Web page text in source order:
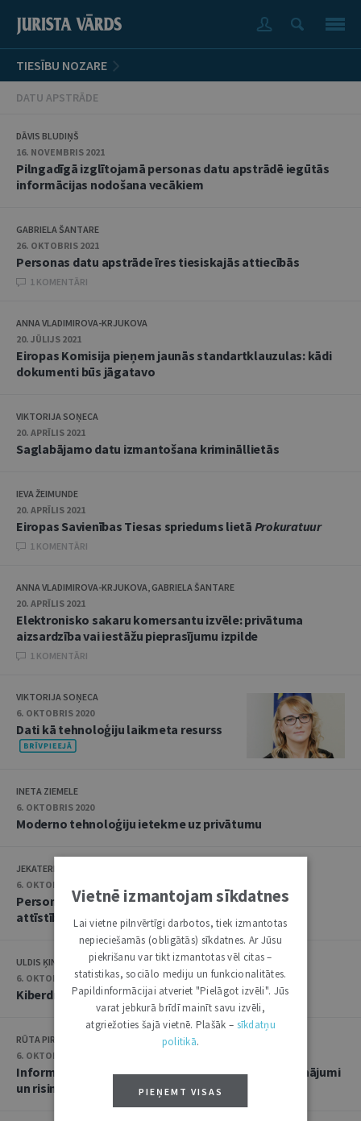
TIESĪBU NOZARE
DATU APSTRĀDE
DĀVIS BLUDIŅŠ
16. NOVEMBRIS 2021
Pilngadīgā izglītojamā personas datu apstrādē iegūtās
informācijas nodošana vecākiem
GABRIELA ŠANTARE
26. OKTOBRIS 2021
Personas datu apstrāde īres tiesiskajās attiecībās
1 KOMENTĀRI
ANNA VLADIMIROVA-KRJUKOVA
20. JŪLIJS 2021
Eiropas Komisija pieņem jaunās standartklauzulas: kādi
dokumenti būs jāgatavo
VIKTORIJA SOŅECA
20. APRĪLIS 2021
Saglabājamo datu izmantošana krimināllietās
IEVA ŽEIMUNDE
20. APRĪLIS 2021
Eiropas Savienības Tiesas spriedums lietā Prokuratuur
1 KOMENTĀRI
ANNA VLADIMIROVA-KRJUKOVA, GABRIELA ŠANTARE
20. APRĪLIS 2021
Elektronisko sakaru komersantu izvēle: privātuma
aizsardzība vai iestāžu pieprasījumu izpilde
1 KOMENTĀRI
VIKTORIJA SOŅECA
6. OKTOBRIS 2020
Dati kā tehnoloģiju laikmeta resurss
INETA ZIEMELE
6. OKTOBRIS 2020
Moderno tehnoloģiju ietekme uz privātumu
JEKATERINA MACUKA
6. OKTOBRIS 2020
Personas dati ir vērtība, kas jāsargā, nevis šķērslis
attīstībai
ULDIS ĶINIS
6. OKTOBRIS 2020
Kiberdrošība – tiesiski aizsargājama vērtība
RŪTA PIRTA-DREIMANE, JĀNIS GRABIS
6. OKTOBRIS 2020
Informācijas drošība digitalizācijas laikmetā: izaicinājumi
un risinājumi
Vietnē izmantojam sīkdatnes
Lai vietne pilnvērtīgi darbotos, tiek izmantotas
nepieciešamās (obligātās) sīkdatnes. Ar Jūsu
piekrišanu var tikt izmantotas vēl citas –
statistikas, sociālo mediju un funkcionalitātes.
Papildinformācijai atveriet "Pielāgot izvēli". Jūs
varat jebkurā brīdī mainīt savu izvēli,
atgriežoties šajā vietnē. Plašāk – sīkdatņu
politikā.
PIEŅEMT VISAS